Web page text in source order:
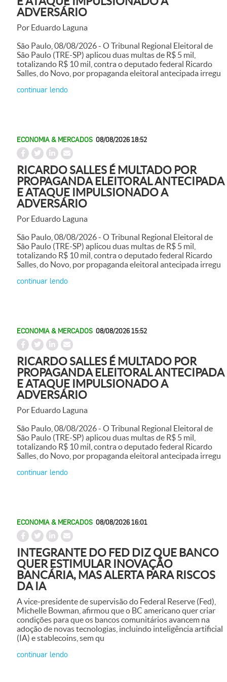
ADVERSÁRIO
Por Eduardo Laguna
São Paulo, 08/08/2026 - O Tribunal Regional Eleitoral de
São Paulo (TRE-SP) aplicou duas multas de R$ 5 mil,
totalizando R$ 10 mil, contra o deputado federal Ricardo
Salles, do Novo, por propaganda eleitoral antecipada irregu
continuar lendo
ECONOMIA & MERCADOS 08/08/2026 18:52
RICARDO SALLES É MULTADO POR
PROPAGANDA ELEITORAL ANTECIPADA
E ATAQUE IMPULSIONADO A
ADVERSÁRIO
Por Eduardo Laguna
São Paulo, 08/08/2026 - O Tribunal Regional Eleitoral de
São Paulo (TRE-SP) aplicou duas multas de R$ 5 mil,
totalizando R$ 10 mil, contra o deputado federal Ricardo
Salles, do Novo, por propaganda eleitoral antecipada irregu
continuar lendo
ECONOMIA & MERCADOS 08/08/2026 15:52
RICARDO SALLES É MULTADO POR
PROPAGANDA ELEITORAL ANTECIPADA
E ATAQUE IMPULSIONADO A
ADVERSÁRIO
Por Eduardo Laguna
São Paulo, 08/08/2026 - O Tribunal Regional Eleitoral de
São Paulo (TRE-SP) aplicou duas multas de R$ 5 mil,
totalizando R$ 10 mil, contra o deputado federal Ricardo
Salles, do Novo, por propaganda eleitoral antecipada irregu
continuar lendo
ECONOMIA & MERCADOS 08/08/2026 16:01
INTEGRANTE DO FED DIZ QUE BANCO
QUER ESTIMULAR INOVAÇÃO
BANCÁRIA, MAS ALERTA PARA RISCOS
DA IA
A vice-presidente de supervisão do Federal Reserve (Fed),
Michelle Bowman, afirmou que o BC americano quer criar
condições para que os bancos comunitários avancem na
adoção de novas tecnologias, incluindo inteligência artificial
(IA) e stablecoins, sem qu
continuar lendo